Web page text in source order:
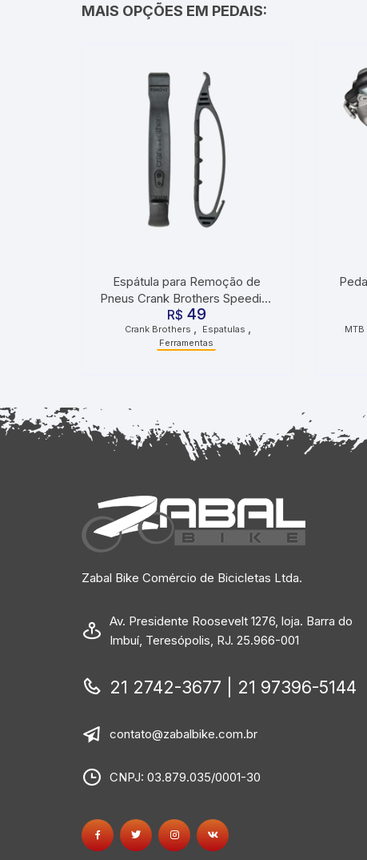
MAIS OPÇÕES EM PEDAIS:
Espátula para Remoção de
Pneus Crank Brothers Speedier
Lever
R$ 49
Crank Brothers , Espatulas ,
Ferramentas
MTB
Zabal Bike Comércio de Bicicletas Ltda.
Av. Presidente Roosevelt 1276, loja. Barra do
Imbuí, Teresópolis, RJ. 25.966-001
21 2742-3677 | 21 97396-5144
contato@zabalbike.com.br
CNPJ: 03.879.035/0001-30